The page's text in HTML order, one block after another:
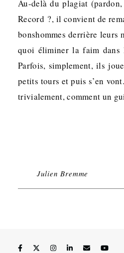
Au-delà du plagiat
Record ?, il convient de
bonshommes derrière leurs
quoi éliminer la faim dans
Parfois, simplement, ils
petits tours et puis s’en
trivialement, comment un
Julien Bremme